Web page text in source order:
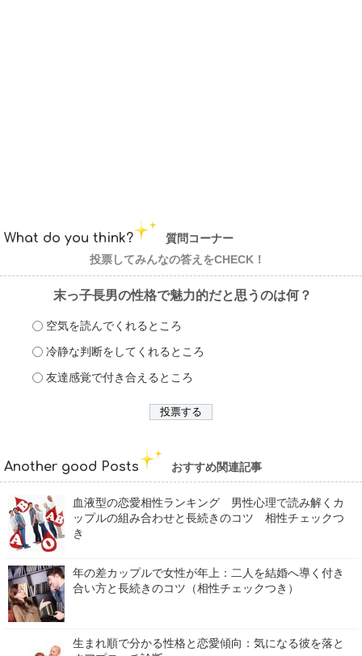
What do you think?
質問コーナー
投票してみんなの答えをCHECK！
末っ子長男の性格で魅力的だと思うのは何？
空気を読んでくれるところ
冷静な判断をしてくれるところ
友達感覚で付き合えるところ
Another good Posts おすすめ関連記事
血液型の恋愛相性ランキング 男性心理で読み解くカ
ップルの組み合わせと長続きのコツ 相性チェックつ
き
年の差カップルで女性が年上：二人を結婚へ導く付き
合い方と長続きのコツ（相性チェックつき）
生まれ順で分かる性格と恋愛傾向：気になる彼を落と